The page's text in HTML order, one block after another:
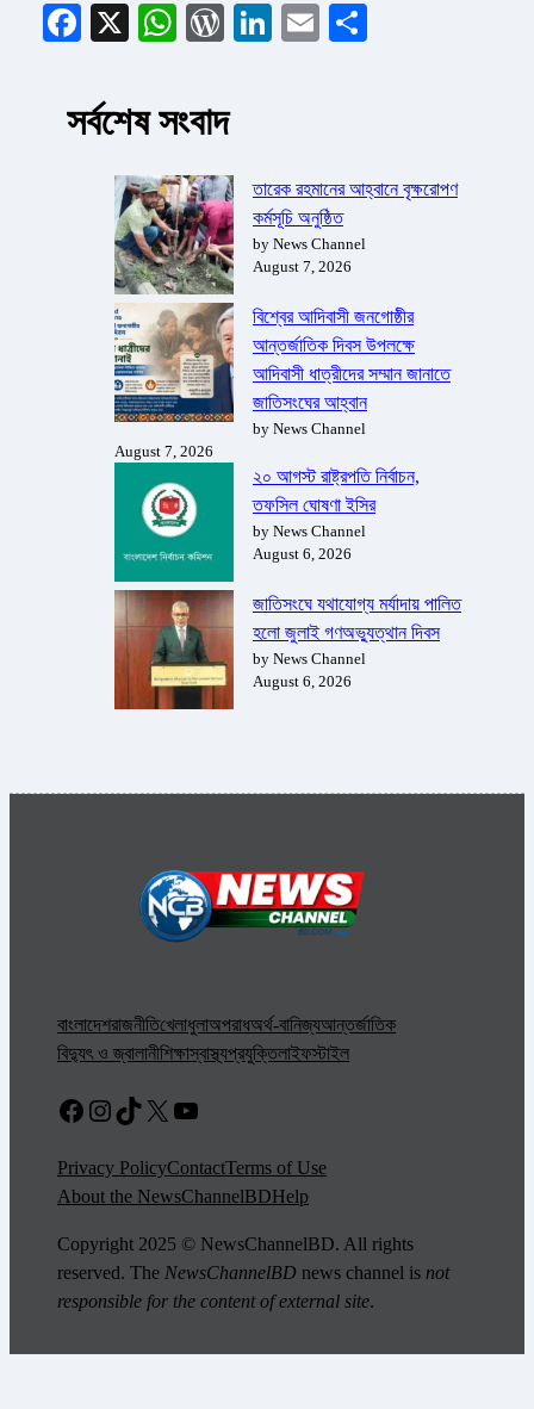
Facebook
X WhatsApp
WordPress
LinkedIn
Email
সর্বশেষ সংবাদ
তারেক রহমানের আহ্বানে বৃক্ষরোপণ
কর্মসূচি অনুষ্ঠিত
by News Channel
August 7, 2026
বিশ্বের আদিবাসী জনগোষ্ঠীর
আন্তর্জাতিক দিবস উপলক্ষে
আদিবাসী ধাত্রীদের সম্মান জানাতে
জাতিসংঘের আহ্বান
by News Channel
August 7, 2026
২০ আগস্ট রাষ্ট্রপতি নির্বাচন,
তফসিল ঘোষণা ইসির
by News Channel
August 6, 2026
জাতিসংঘে যথাযোগ্য মর্যাদায় পালিত
হলো জুলাই গণঅভ্যুত্থান দিবস
by News Channel
August 6, 2026
বাংলাদেশরাজনীতিখেলাধুলাঅপরাধঅর্থ-বানিজ্যআন্তর্জাতিক
বিদ্যুৎ ও জ্বালানীশিক্ষাস্বাস্থ্যপ্রযুক্তিলাইফস্টাইল
Facebook
Instagram
TikTok
X YouTube
Privacy PolicyContactTerms of Use
About the NewsChannelBDHelp
Copyright 2025 © NewsChannelBD. All rights
reserved. The NewsChannelBD news channel is not
responsible for the content of external site.